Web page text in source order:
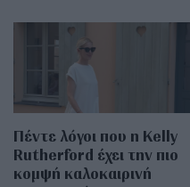
Πέντε λόγοι που η Kelly
Rutherford έχει την πιο
κομψή καλοκαιρινή